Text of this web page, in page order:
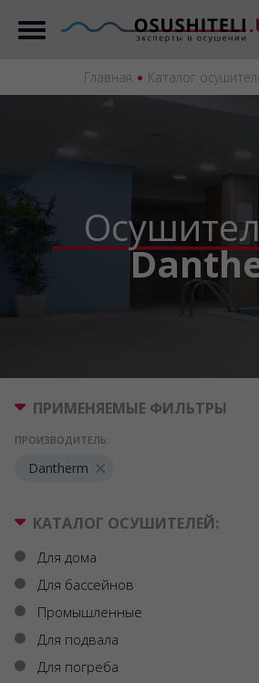
Главная Каталог
ПРИМЕНЯЕМЫЕ ФИЛЬТРЫ
ПРОИЗВОДИТЕЛЬ:
Dantherm
КАТАЛОГ ОСУШИТЕЛЕЙ:
Для дома
Для бассейнов
Промышленные
Для подвала
Для погреба